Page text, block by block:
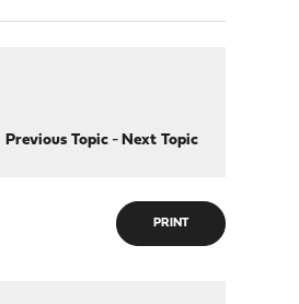
Previous Topic- Next Topic
PRINT